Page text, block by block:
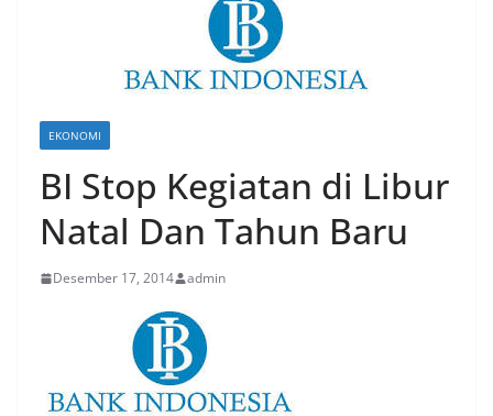
EKONOMI
BI Stop Kegiatan di Libur
Natal Dan Tahun Baru
Desember 17, 2014 admin